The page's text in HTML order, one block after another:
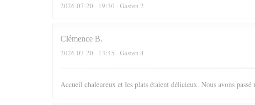
2026-07-20 - 19:30 - Gasten 2
Clémence B
2026-07-20 - 13:45 - Gasten 4
Accueil chaleureux et les plats étaient délicieux. Nous avons